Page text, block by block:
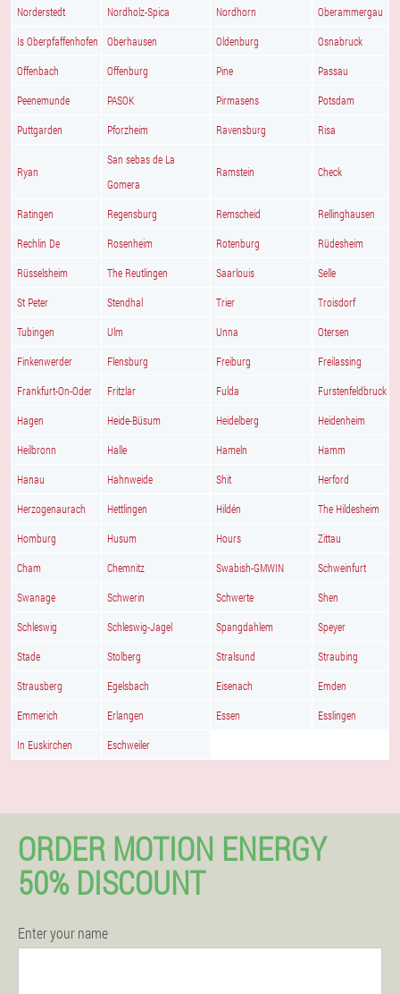
Norderstedt Nordholz-Spica Nordhorn Oberammergau
Is Oberpfaffenhofen Oberhausen Oldenburg Osnabruck
Offenbach Offenburg Pine Passau
Peenemunde PASOK Pirmasens Potsdam
Puttgarden Pforzheim Ravensburg Risa
Ryan
San sebas de La
Gomera
Ramstein Check
Ratingen Regensburg Remscheid Rellinghausen
Rechlin De Rosenheim Rotenburg Rüdesheim
Rüsselsheim The Reutlingen Saarlouis Selle
St Peter Stendhal Trier Troisdorf
Tubingen Ulm Unna Otersen
Finkenwerder Flensburg Freiburg Freilassing
Frankfurt-On-Oder Fritzlar Fulda Furstenfeldbruck
Hagen Heide-Büsum Heidelberg Heidenheim
Heilbronn Halle Hameln Hamm
Hanau Hahnweide Shit Herford
Herzogenaurach Hettlingen Hildén The Hildesheim
Homburg Husum Hours Zittau
Cham Chemnitz Swabish-GMWIN Schweinfurt
Swanage Schwerin Schwerte Shen
Schleswig Schleswig-Jagel Spangdahlem Speyer
Stade Stolberg Stralsund Straubing
Strausberg Egelsbach Eisenach Emden
Emmerich Erlangen Essen Esslingen
In Euskirchen Eschweiler
ORDER MOTION ENERGY
50% DISCOUNT
Enter your name